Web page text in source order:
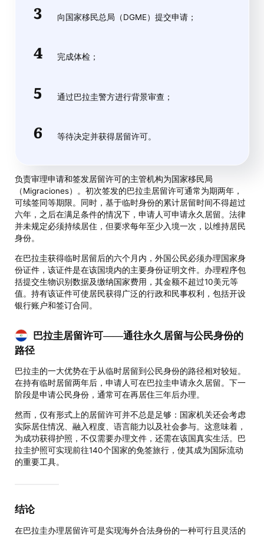
向国家移民总局（DGME）提交申请；
完成体检；
通过巴拉圭警方进行背景审查；
等待决定并获得居留许可。
负责审理申请和签发居留许可的主管机构为国家移民局
（Migraciones）。初次签发的巴拉圭居留许可通常为期两年，
可续签同等期限。同时，基于临时身份的累计居留时间不得超过
六年，之后在满足条件的情况下，申请人可申请永久居留。法律
并未规定必须持续居住，但要求每年至少入境一次，以维持居民
身份。
在巴拉圭获得临时居留后的六个月内，外国公民必须办理国家身
份证件，该证件是在该国境内的主要身份证明文件。办理程序包
括提交生物识别数据及缴纳国家费用，其金额不超过10美元等
值。持有该证件可使居民获得广泛的行政和民事权利，包括开设
银行账户和签订合同。
巴拉圭居留许可——通往永久居留与公民身份的
路径
巴拉圭的一大优势在于从临时居留到公民身份的路径相对较短。
在持有临时居留两年后，申请人可在巴拉圭申请永久居留。下一
阶段是申请公民身份，通常可在再居住三年后办理。
然而，仅有形式上的居留许可并不总是足够：国家机关还会考虑
实际居住情况、融入程度、语言能力以及社会参与。这意味着，
为成功获得护照，不仅需要办理文件，还需在该国真实生活。巴
拉圭护照可实现前往140个国家的免签旅行，使其成为国际流动
的重要工具。
结论
在巴拉圭办理居留许可是实现海外合法身份的一种可行且灵活的